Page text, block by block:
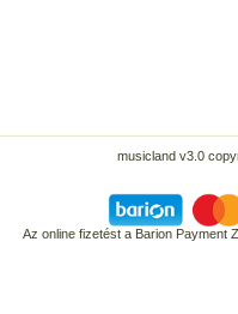
musicland v3.0
Az online fizetést a Barion Payment